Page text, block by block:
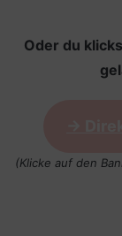
Oder du
(Klicke auf den